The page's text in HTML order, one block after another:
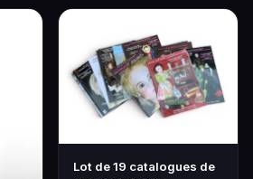
Lot de 19 catalogues de